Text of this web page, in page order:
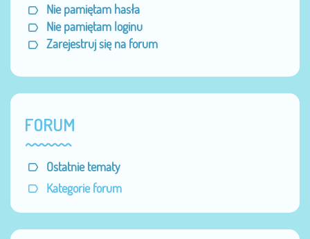
Nie pamiętam hasła
Nie pamiętam loginu
Zarejestruj się na forum
FORUM
Ostatnie tematy
Kategorie forum